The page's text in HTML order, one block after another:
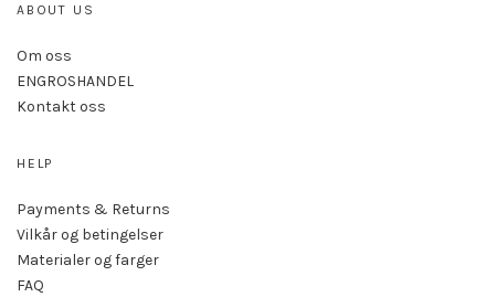
ABOUT US
Om oss
ENGROSHANDEL
Kontakt oss
HELP
Payments & Returns
Vilkår og betingelser
Materialer og farger
FAQ